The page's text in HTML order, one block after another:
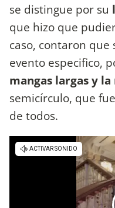
se distingue por su
que hizo que
caso, contaron que
evento especifico,
mangas largas y la
semicírculo, que
de todos.